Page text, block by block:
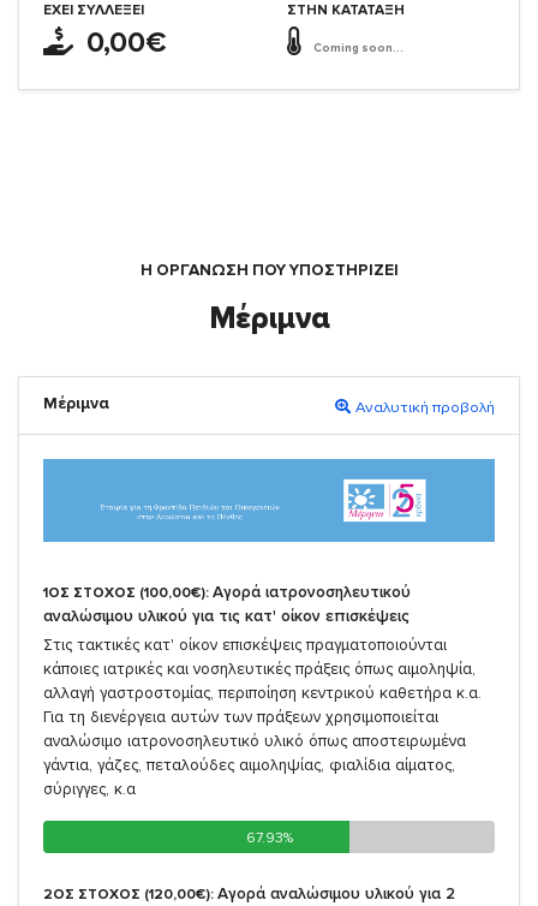
ΈΧΕΙ ΣΥΛΛΈΞΕΙ
0,00€
ΣΤΗΝ ΚΑΤΆΤΑΞΗ
Coming soon...
Η ΟΡΓΆΝΩΣΗ ΠΟΥ ΥΠΟΣΤΗΡΙΖΕΙ
Μέριμνα
Μέριμνα Αναλυτική προβολή
1ΟΣ ΣΤΟΧΟΣ (100,00€): Αγορά ιατρονοσηλευτικού
αναλώσιμου υλικού για τις κατ' οίκον επισκέψεις
Στις τακτικές κατ' οίκον επισκέψεις πραγματοποιούνται
κάποιες ιατρικές και νοσηλευτικές πράξεις όπως αιμοληψία,
αλλαγή γαστροστομίας, περιποίηση κεντρικού καθετήρα κ.α.
Για τη διενέργεια αυτών των πράξεων χρησιμοποιείται
αναλώσιμο ιατρονοσηλευτικό υλικό όπως αποστειρωμένα
γάντια, γάζες, πεταλούδες αιμοληψίας, φιαλίδια αίματος,
σύριγγες, κ.α
67.93%
67.93%
2ΟΣ ΣΤΟΧΟΣ (120,00€): Αγορά αναλώσιμου υλικού για 2